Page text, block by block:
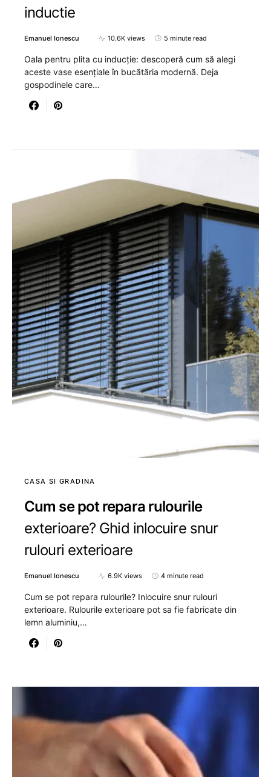
inductie
Emanuel Ionescu 10.6K views 5 minute read
Oala pentru plita cu inducție: descoperă cum să alegi
aceste vase esențiale în bucătăria modernă. Deja
gospodinele care…
CASA SI GRADINA
Cum se pot repara rulourile
exterioare? Ghid inlocuire snur
rulouri exterioare
Emanuel Ionescu 6.9K views 4 minute read
Cum se pot repara rulourile? Inlocuire snur rulouri
exterioare. Rulourile exterioare pot sa fie fabricate din
lemn aluminiu,…